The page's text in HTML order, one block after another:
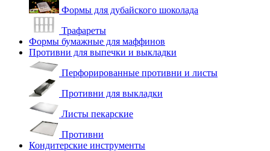
Формы для дубайского шоколада
Трафареты
Формы бумажные для маффинов
Противни для выпечки и выкладки
Перфорированные противни и листы
Противни для выкладки
Листы пекарские
Противни
Кондитерские инструменты